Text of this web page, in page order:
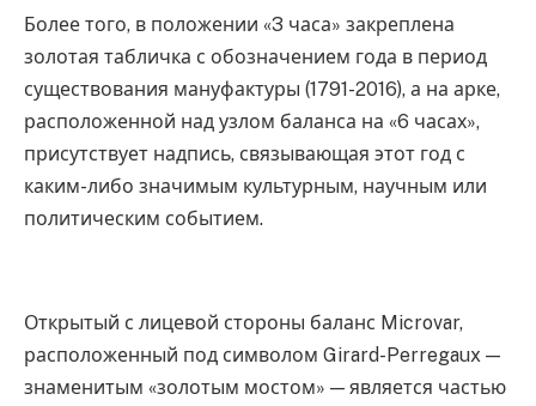
Более того, в положении «3 часа» закреплена
золотая табличка с обозначением года в период
существования мануфактуры (1791-2016), а на арке,
расположенной над узлом баланса на «6 часах»,
присутствует надпись, связывающая этот год с
каким-либо значимым культурным, научным или
политическим событием.
Открытый с лицевой стороны баланс Microvar,
расположенный под символом Girard-Perregaux —
знаменитым «золотым мостом» — является частью